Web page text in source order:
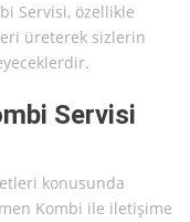
Servisi, özellikle
üreterek sizlerin
Servisi
konusunda
Kombi ile iletişime